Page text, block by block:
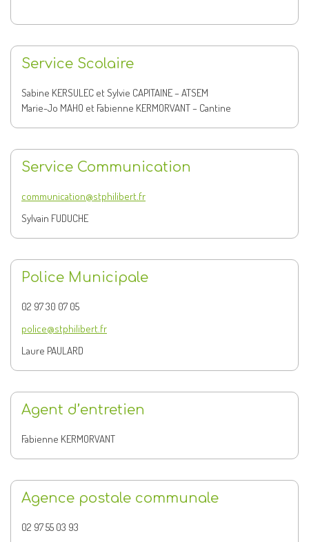
Service Scolaire
Sabine KERSULEC et Sylvie CAPITAINE – ATSEM
Marie-Jo MAHO et Fabienne KERMORVANT – Cantine
Service Communication
communication@stphilibert.fr
Sylvain FUDUCHE
Police Municipale
02 97 30 07 05
police@stphilibert.fr
Laure PAULARD
Agent d’entretien
Fabienne KERMORVANT
Agence postale communale
02 97 55 03 93